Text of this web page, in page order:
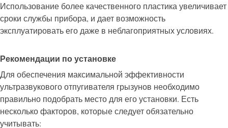
Использование более качественного пластика увеличивает
сроки службы прибора, и дает возможность
эксплуатировать его даже в неблагоприятных условиях.
Рекомендации по установке
Для обеспечения максимальной эффективности
ультразвукового отпугивателя грызунов необходимо
правильно подобрать место для его установки. Есть
несколько факторов, которые следует обязательно
учитывать: